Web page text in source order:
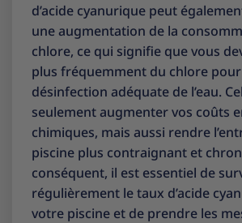
d’acide cyanurique peut
une augmentation de la
chlore, ce qui signifie que vous
plus fréquemment du chlore
désinfection adéquate de l’eau.
seulement augmenter vos coûts
chimiques, mais aussi rendre
piscine plus contraignant et
conséquent, il est essentiel de
régulièrement le taux d’acide
votre piscine et de prendre les